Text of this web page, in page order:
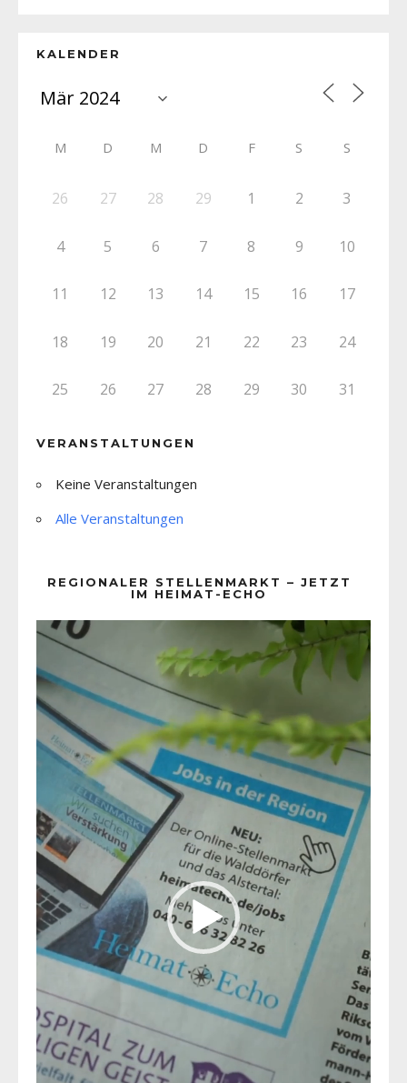
KALENDER
M D M D F S S
26 27 28 29 1 2 3
4 5 6 7 8 9 10
11 12 13 14 15 16 17
18 19 20 21 22 23 24
25 26 27 28 29 30 31
VERANSTALTUNGEN
Keine Veranstaltungen
Alle Veranstaltungen
REGIONALER STELLENMARKT – JETZT
IM HEIMAT-ECHO
Player